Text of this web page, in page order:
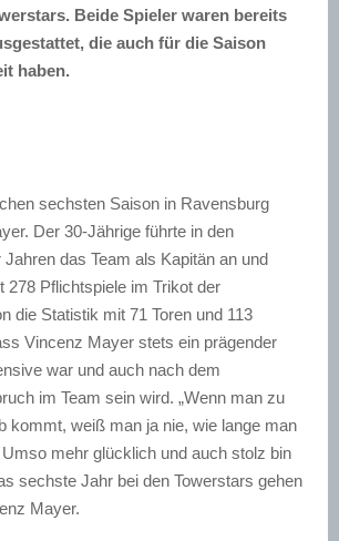
Beide Spieler waren bereits
die auch für die Saison
haben.
sechsten Saison in Ravensburg
Der 30-Jährige führte in den
das Team als Kapitän an und
278 Pflichtspiele im Trikot der
die Statistik mit 71 Toren und 113
Vincenz Mayer stets ein prägender
war und auch nach dem
im Team sein wird. „Wenn man zu
kommt, weiß man ja nie, wie lange man
mehr glücklich und auch stolz bin
sechste Jahr bei den Towerstars gehen
Mayer.